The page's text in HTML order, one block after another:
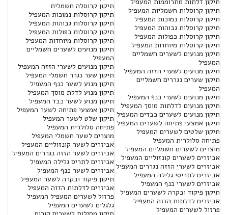
תיקון קרוסלות חשמליות המעפיל
תיקון קרוסלות נמוכות המעפיל
תיקון קרוסלות גבוהות המעפיל
תיקון קרוסלות כפולות המעפיל
תיקון קרוסלות מיוחדות המעפיל
תיקון מנועים לשערים חשמליים
המעפיל
תיקון מנועים לשערי הזזה המעפיל
תיקון שערים נגררים חשמליים
המעפיל
תיקון מנועים לשערי כנף המעפיל
תיקון מנועים לדלתות מוסך המעפיל
תיקון מנועים לשערים כבדים המעפיל
תיקון אמצעי פתיחה לשערים המעפיל
תיקון שלטים לשערים המעפיל
פתיחה סלולרית המעפיל
מוצרים לשערים חשמליים המעפיל
אביזרים לשערים קונזוליים המעפיל
אביזרים לשערי הזזה נגררים המעפיל
אביזרים לתריסי גלילה המעפיל
אביזרים לשערי כנף המעפיל
תיקון פיקוד ובקרה לשערים המעפיל
אביזרים לדלתות הזזה המעפיל
פרזול לשערים המעפיל
תיקון קרוסלה חשמלית
תיקון קרוסלות נמוכות המעפיל
תיקון קרוסלות גבוהות המעפיל
תיקון קרוסלות כפולות המעפיל
תיקון קרוסלות מיוחדות המעפיל
תיקון מנועים לשערים חשמליים
המעפיל
תיקון מנועים לשערי הזזה המעפיל
תיקון שער נגרר חשמלי המעפיל
תיקון מנוע לשער כנף המעפיל
תיקון מנוע לדלת מוסך המעפיל
תיקון מנוע לשער כבד המעפיל
תיקון אמצעי פתיחה לשער המעפיל
תיקון שלט לשער המעפיל
פתיחה סלולרית המעפיל
מוצרים לשער חשמלי המעפיל
אביזרים לשער קונזוליים המעפיל
אביזרים לשער הזזה נגררים המעפיל
אביזרים לתריס גלילה המעפיל
אביזרים לשער כנף המעפיל
תיקון פיקוד ובקרה לשער המעפיל
אביזרים לדלתות הזזה המעפיל
פרזול לשערים המעפיל המעפיל
גלגלים לשערים המעפיל